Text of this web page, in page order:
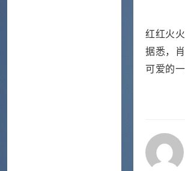
红红火
据悉，
可爱的